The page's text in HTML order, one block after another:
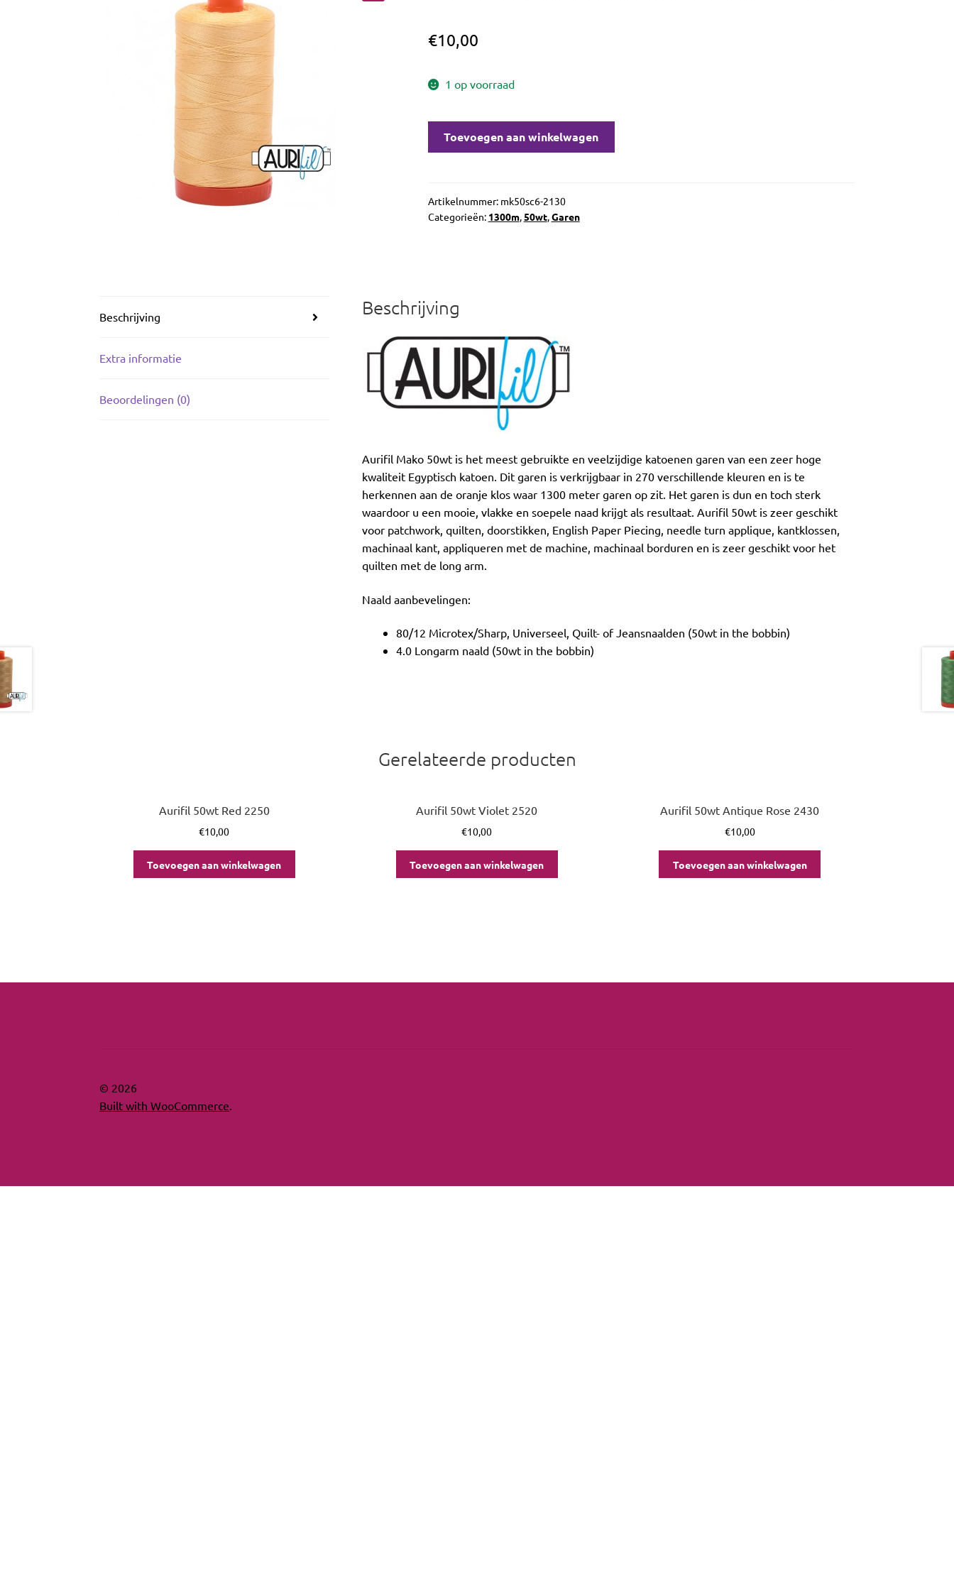
€10,00
1 op voorraad
2130
aantal
Toevoegen aan winkelwagen
Artikelnummer: mk50sc6-2130
Categorieën: 1300m,50wt,Garen
Beschrijving
Extra informatie
Beoordelingen (0)
Beschrijving
Aurifil Mako 50wt is het meest gebruikte en veelzijdige katoenen garen van een zeer hoge
kwaliteit Egyptisch katoen. Dit garen is verkrijgbaar in 270 verschillende kleuren en is te
herkennen aan de oranje klos waar 1300 meter garen op zit. Het garen is dun en toch sterk
waardoor u een mooie, vlakke en soepele naad krijgt als resultaat. Aurifil 50wt is zeer geschikt
voor patchwork, quilten, doorstikken, English Paper Piecing, needle turn applique, kantklossen,
machinaal kant, appliqueren met de machine, machinaal borduren en is zeer geschikt voor het
quilten met de long arm.
Naald aanbevelingen:
80/12 Microtex/Sharp, Universeel, Quilt- of Jeansnaalden (50wt in the bobbin)
4.0 Longarm naald (50wt in the bobbin)
Gerelateerde producten
Aurifil 50wt Red 2250
€10,00
Toevoegen aan winkelwagen
Aurifil 50wt Violet 2520
€10,00
Toevoegen aan winkelwagen
Aurifil 50wt Antique Rose 2430
€10,00
Toevoegen aan winkelwagen
© 2026
Built with WooCommerce.